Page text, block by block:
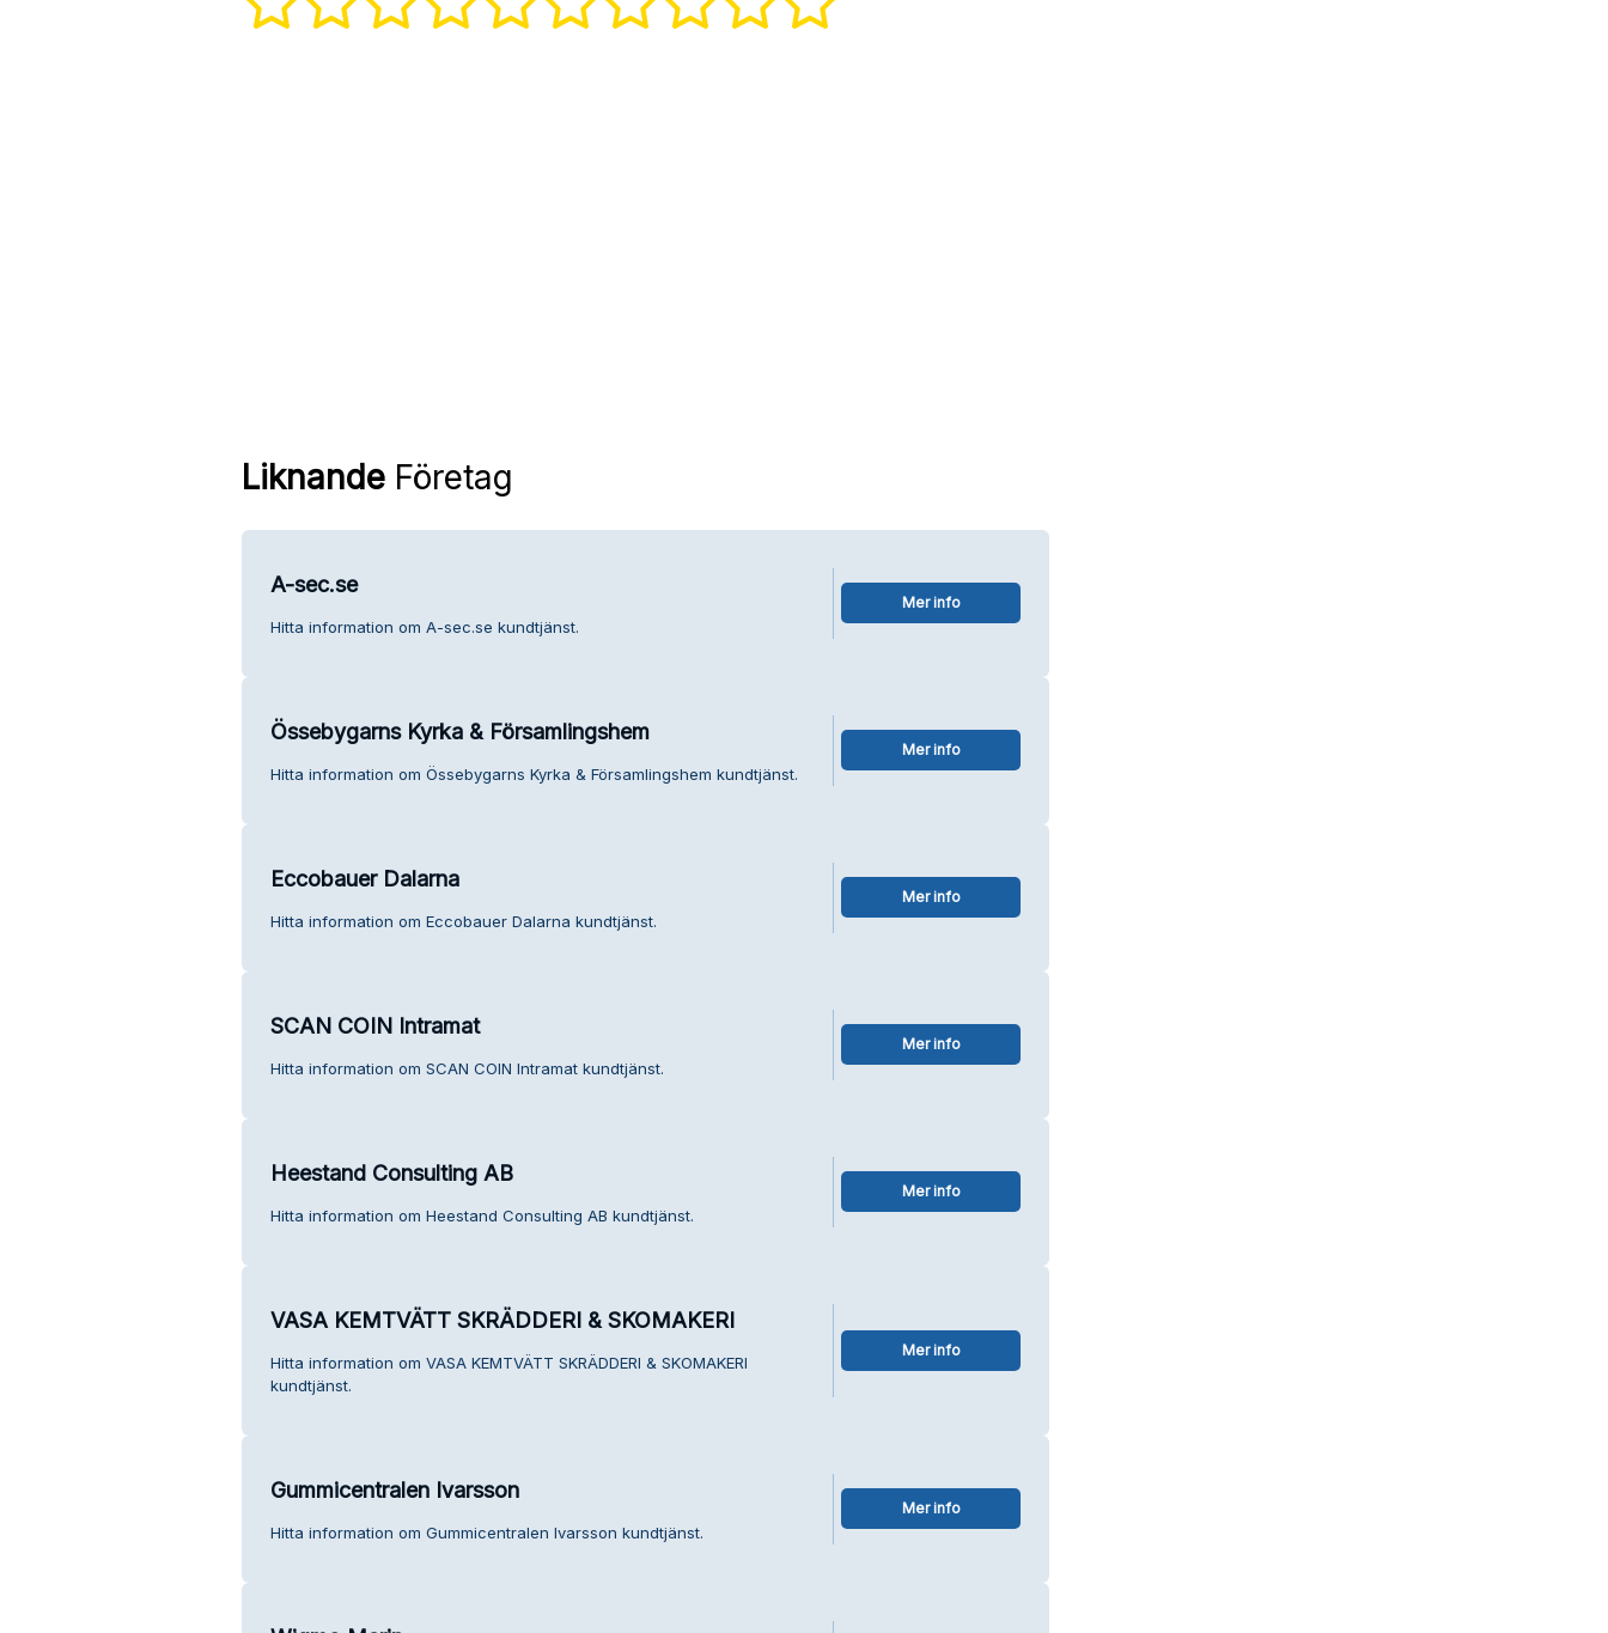
LiknandeFöretag
A-sec.se
Hitta information om A-sec.se kundtjänst.
Mer info
Össebygarns Kyrka & Församlingshem
Hitta information om Össebygarns Kyrka & Församlingshem kundtjänst.
Mer info
Eccobauer Dalarna
Hitta information om Eccobauer Dalarna kundtjänst.
Mer info
SCAN COIN Intramat
Hitta information om SCAN COIN Intramat kundtjänst.
Mer info
Heestand Consulting AB
Hitta information om Heestand Consulting AB kundtjänst.
Mer info
VASA KEMTVÄTT SKRÄDDERI & SKOMAKERI
Hitta information om VASA KEMTVÄTT SKRÄDDERI & SKOMAKERI
kundtjänst.
Mer info
Gummicentralen Ivarsson
Hitta information om Gummicentralen Ivarsson kundtjänst.
Mer info